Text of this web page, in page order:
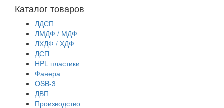
Каталог товаров
ЛДСП
ЛМДФ / МДФ
ЛХДФ / ХДФ
ДСП
HPL пластики
Фанера
OSB-3
ДВП
Производство